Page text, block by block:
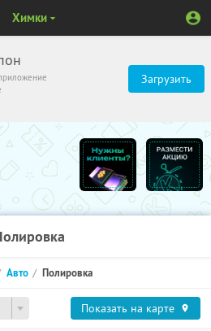
Загрузить
Химки
Авто Полировка
Показать на карте